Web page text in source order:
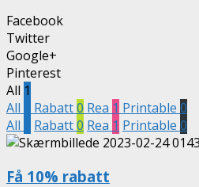
Facebook
Twitter
Google+
Pinterest
All 1
All
Rabatt0 Rea 1 Printable 0
All
Rabatt0 Rea 1 Printable 0
Få 10% rabatt